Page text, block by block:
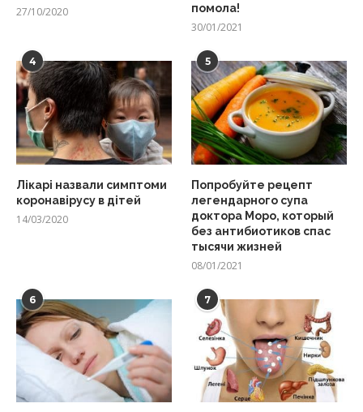
27/10/2020
помола!
30/01/2021
4
Лікарі назвали симптоми
коронавірусу в дітей
14/03/2020
5
Попробуйте рецепт
легендарного супа
доктора Моро, который
без антибиотиков спас
тысячи жизней
08/01/2021
6 7